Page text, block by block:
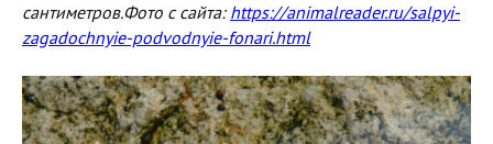
сантиметров.Фото с сайта: https://animalreader.ru/salpyi-
zagadochnyie-podvodnyie-fonari.html